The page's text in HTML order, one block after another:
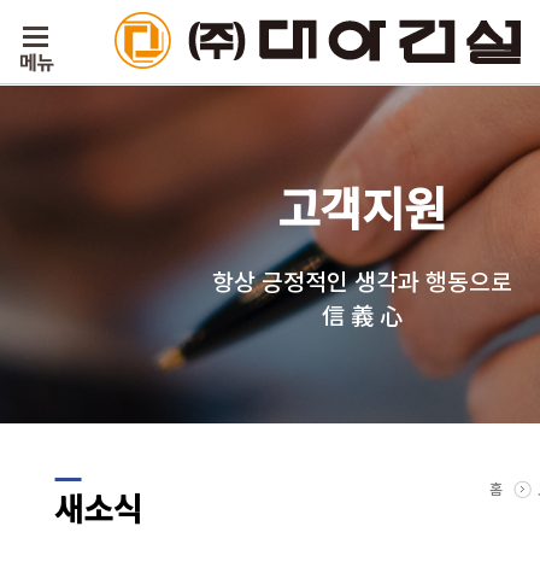
고객지원
항상 긍정적인 생각과 행동으로
信 義 心
새소식 홈